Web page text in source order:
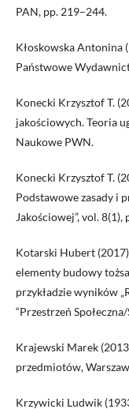
PAN, pp. 219–244.
Kłoskowska Antonina
Państwowe
Konecki Krzysztof T.
jakościowych. Teoria
Naukowe PWN.
Konecki Krzysztof T.
Podstawowe zasady i
Jakościowej”, vol. 8(1),
Kotarski Hubert
elementy budowy
przykładzie wyników
“Przestrzeń
Krajewski Marek
przedmiotów,
Krzywicki Ludwik